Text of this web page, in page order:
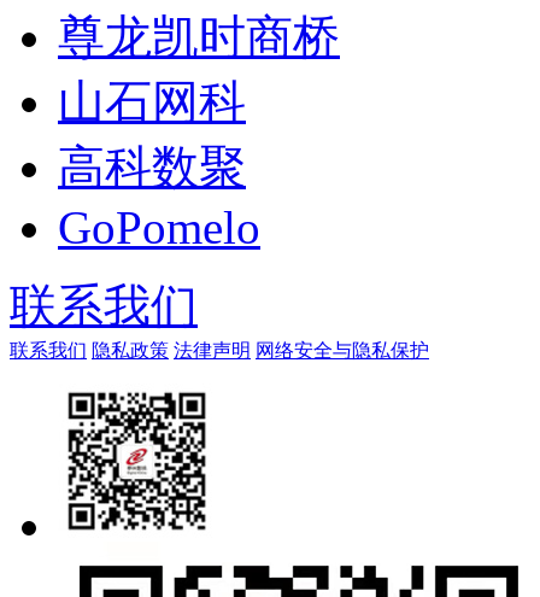
尊龙凯时商桥
山石网科
高科数聚
GoPomelo
联系我们
联系我们 隐私政策 法律声明 网络安全与隐私保护